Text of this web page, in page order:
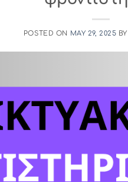
POSTED ON MAY 29, 2025 BY